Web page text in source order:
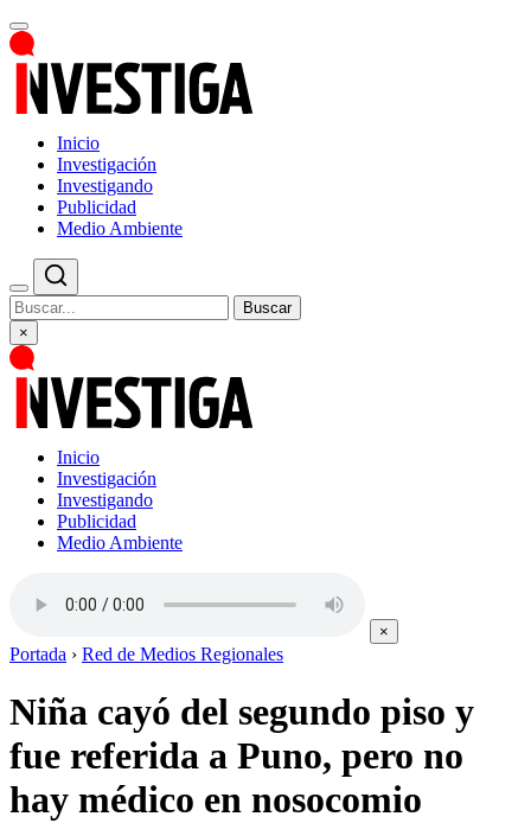
Inicio
Investigación
Investigando
Publicidad
Medio Ambiente
Buscar
×
Inicio
Investigación
Investigando
Publicidad
Medio Ambiente
×
Portada › Red de Medios Regionales
Niña cayó del segundo piso y
fue referida a Puno, pero no
hay médico en nosocomio